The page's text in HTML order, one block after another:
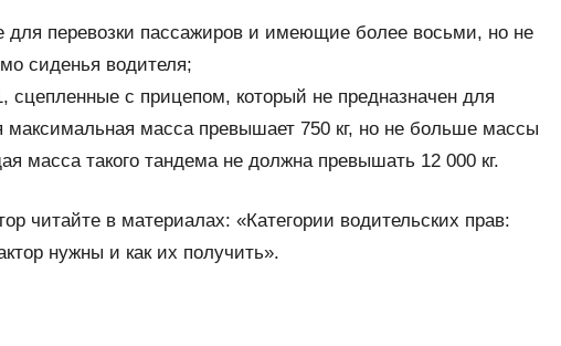
перевозки пассажиров и имеющие более восьми, но не
сиденья водителя;
сцепленные с прицепом, который не предназначен для
максимальная масса превышает 750 кг, но не больше массы
масса такого тандема не должна превышать 12 000 кг.
читайте в материалах: «Категории водительских прав:
нужны и как их получить».